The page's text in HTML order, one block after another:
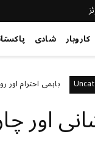
کاروبار شادی
احترام اور رواداری
اور